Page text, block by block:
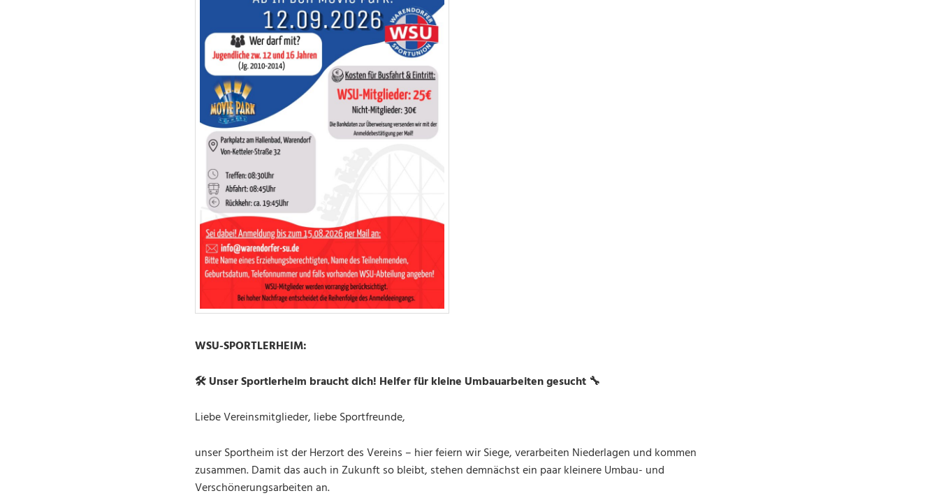
WSU-SPORTLERHEIM:
🛠️Unser Sportlerheim braucht dich! Helfer für kleine Umbauarbeiten gesucht 🔧
Liebe Vereinsmitglieder, liebe Sportfreunde,
unser Sportheim ist der Herzort des Vereins – hier feiern wir Siege, verarbeiten Niederlagen und kommen
zusammen. Damit das auch in Zukunft so bleibt, stehen demnächst ein paar kleinere Umbau- und
Verschönerungsarbeiten an.